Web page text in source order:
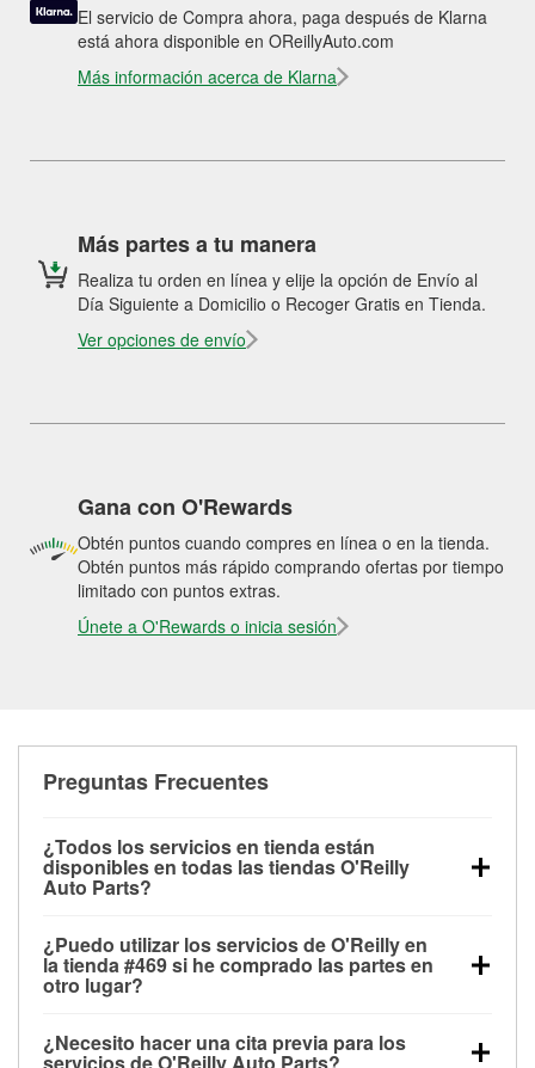
El servicio de Compra ahora, paga después de Klarna
está ahora disponible en OReillyAuto.com
Más información acerca de Klarna
Más partes a tu manera
Realiza tu orden en línea y elije la opción de Envío al
Día Siguiente a Domicilio o Recoger Gratis en Tienda.
Ver opciones de envío
Gana con O'Rewards
Obtén puntos cuando compres en línea o en la tienda.
Obtén puntos más rápido comprando ofertas por tiempo
limitado con puntos extras.
Únete a O'Rewards o inicia sesión
Preguntas Frecuentes
¿Todos los servicios en tienda están
disponibles en todas las tiendas O'Reilly
Auto Parts?
las pruebas de batería, pruebas de alternador y
motor de arranque, revisión de la luz “Check Engine”
con O'Reilly VeriScan® e instalación de
limpiaparabrisas o bombillas, están disponibles en
todas las tiendas O'Reilly Auto Parts. La tienda
¿Puedo utilizar los servicios de O'Reilly en
la tienda #469 si he comprado las partes en
otro lugar?
de O'Reilly Auto Parts que estén disponibles en la
¿Necesito hacer una cita previa para los